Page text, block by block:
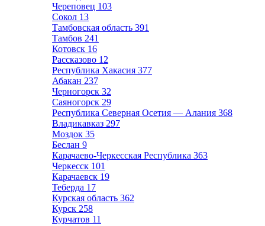
Череповец 103
Сокол 13
Тамбовская область 391
Тамбов 241
Котовск 16
Рассказово 12
Республика Хакасия 377
Абакан 237
Черногорск 32
Саяногорск 29
Республика Северная Осетия — Алания 368
Владикавказ 297
Моздок 35
Беслан 9
Карачаево-Черкесская Республика 363
Черкесск 101
Карачаевск 19
Теберда 17
Курская область 362
Курск 258
Курчатов 11